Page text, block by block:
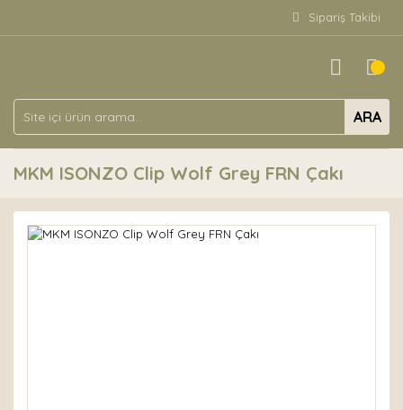
Sipariş Takibi
ARA
MKM ISONZO Clip Wolf Grey FRN Çakı